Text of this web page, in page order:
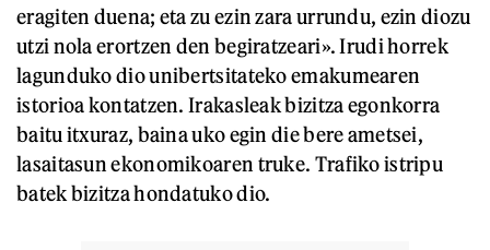
eragiten duena; eta zu ezin zara urrundu, ezin diozu
utzi nola erortzen den begiratzeari». Irudi horrek
lagunduko dio unibertsitateko emakumearen
istorioa kontatzen. Irakasleak bizitza egonkorra
baitu itxuraz, baina uko egin die bere ametsei,
lasaitasun ekonomikoaren truke. Trafiko istripu
batek bizitza hondatuko dio.